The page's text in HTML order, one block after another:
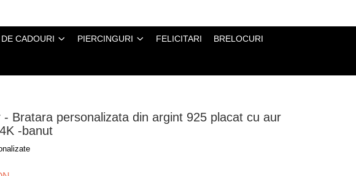
CADOURI PIERCINGURI FELICITARI BRELOCURI
- Bratara personalizata din argint 925 placat cu aur
-banut